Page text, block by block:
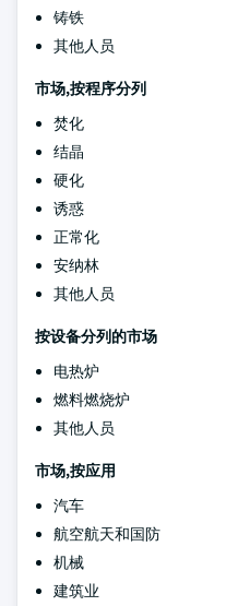
铸铁
其他人员
市场,按程序分列
焚化
结晶
硬化
诱惑
正常化
安纳林
其他人员
按设备分列的市场
电热炉
燃料燃烧炉
其他人员
市场,按应用
汽车
航空航天和国防
机械
建筑业